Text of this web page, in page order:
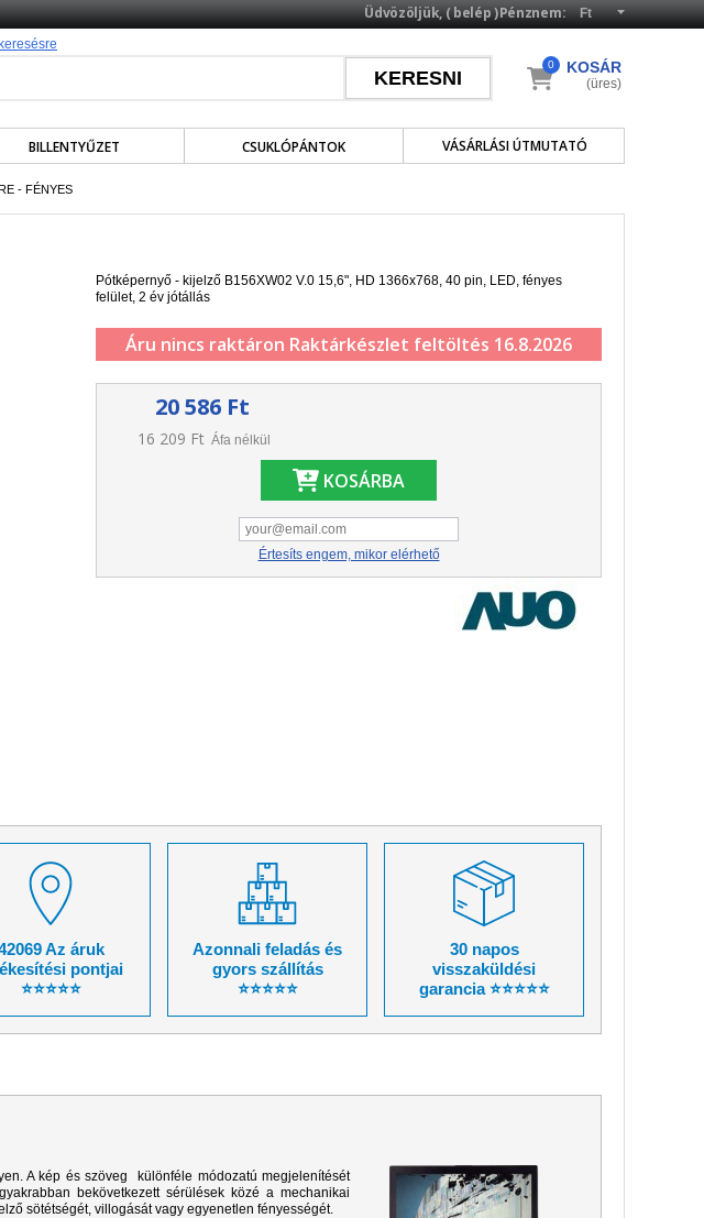
Pénznem:
Üdvözöljük, (belép)
BILLENTYŰZET CSUKLÓPÁNTOK VÁSÁRLÁSI ÚTMUTATÓ
KOSÁR
0
(üres)
- FÉNYES
Pótképernyő - kijelző B156XW02 V.0 15,6", HD 1366x768, 40 pin, LED, fényes
felület, 2 év jótállás
Áru nincs raktáron Raktárkészlet feltöltés 16.8.2026
20 586 Ft
16 209 Ft Áfa nélkül
KOSÁRBA
Értesíts engem, mikor elérhető
Az áruk
pontjai
⭐⭐⭐⭐⭐
Azonnali feladás és
gyors szállítás
⭐⭐⭐⭐⭐
30 napos
visszaküldési
garancia ⭐⭐⭐⭐⭐
A kép és szöveg különféle módozatú megjelenítését
bekövetkezett sérülések közé a mechanikai
sötétségét, villogását vagy egyenetlen fényességét.